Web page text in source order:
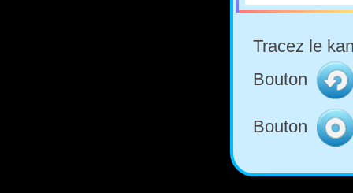
Tracez le
Bouton
Bouton